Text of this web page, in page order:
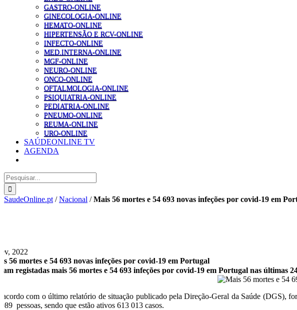
GASTRO-ONLINE
GINECOLOGIA-ONLINE
HEMATO-ONLINE
HIPERTENSÃO E RCV-ONLINE
INFECTO-ONLINE
MED.INTERNA-ONLINE
MGF-ONLINE
NEURO-ONLINE
ONCO-ONLINE
OFTALMOLOGIA-ONLINE
PSIQUIATRIA-ONLINE
PEDIATRIA-ONLINE
PNEUMO-ONLINE
REUMA-ONLINE
URO-ONLINE
SAÚDEONLINE TV
AGENDA
Pesquisar
SaudeOnline.pt /Nacional /Mais 56 mortes e 54 693 novas infeções por covid-19 em
2022
56 mortes e 54 693 novas infeções por covid-19 em Portugal
registadas mais 56 mortes e 54 693 infeções por covid-19 em Portugal nas últimas
acordo com o último relatório de situação publicado pela Direção-Geral da Saúde (DGS),
pessoas, sendo que estão ativos 613 013 casos.